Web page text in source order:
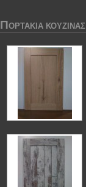
ΠΟΡΤΑΚΙΑ ΚΟΥΖΙΝΑΣ